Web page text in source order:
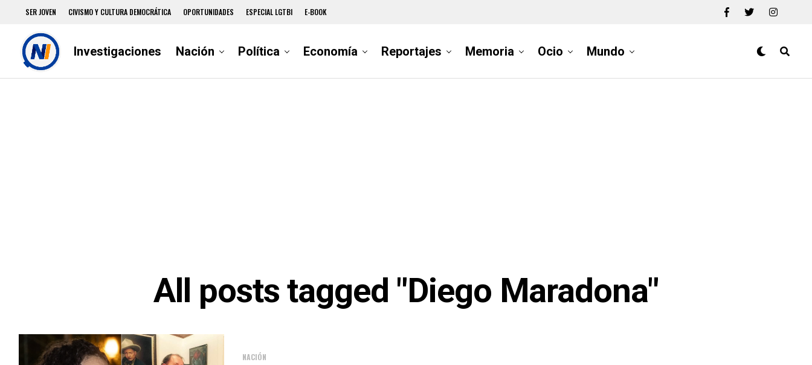
SER JOVEN CIVISMO Y CULTURA DEMOCRÁTICA OPORTUNIDADES ESPECIAL LGTBI E-BOOK
Investigaciones Nación Política Economía Reportajes Memoria Ocio Mundo
All posts tagged "Diego Maradona"
NACIÓN